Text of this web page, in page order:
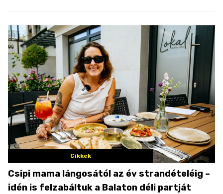
Cikkek
Csipi mama lángosától az év strandételéig –
idén is felzabáltuk a Balaton déli partját